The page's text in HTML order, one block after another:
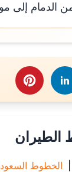
إلى موسكو
السعودية |